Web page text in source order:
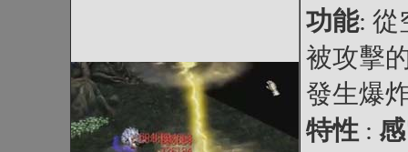
功能: 從
被攻擊
發生爆
特性 :